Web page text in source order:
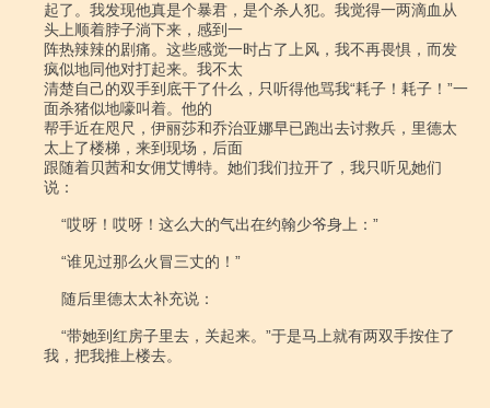
起了。我发现他真是个暴君，是个杀人犯。我觉得一两滴血从
头上顺着脖子淌下来，感到一
阵热辣辣的剧痛。这些感觉一时占了上风，我不再畏惧，而发
疯似地同他对打起来。我不太
清楚自己的双手到底干了什么，只听得他骂我“耗子！耗子！”一
面杀猪似地嚎叫着。他的
帮手近在咫尺，伊丽莎和乔治亚娜早已跑出去讨救兵，里德太
太上了楼梯，来到现场，后面
跟随着贝茜和女佣艾博特。她们我们拉开了，我只听见她们
说：
我，把我推上楼去。